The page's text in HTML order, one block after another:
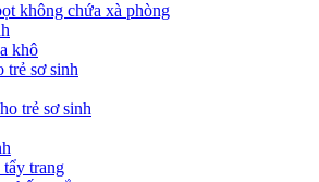
không chứa xà phòng
khô
trẻ sơ sinh
trẻ sơ sinh
tẩy trang